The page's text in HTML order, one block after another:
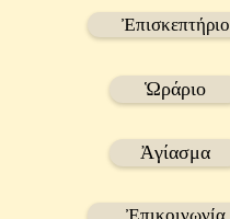
Ἐπισκεπτήριο
Ὡράριο
Ἀγίασμα